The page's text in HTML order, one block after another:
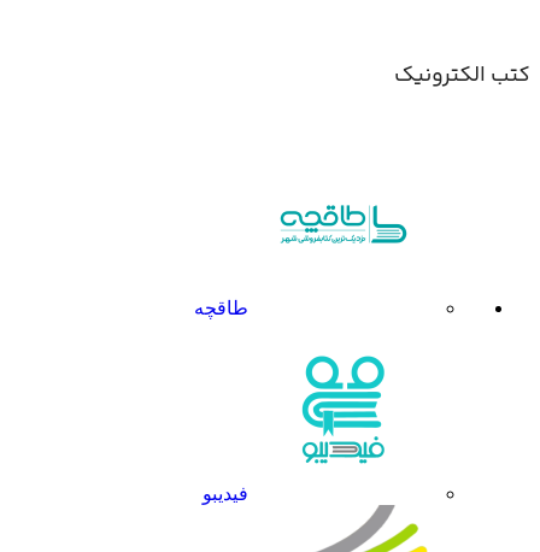
کتب الکترونیک
طاقچه
فیدیبو